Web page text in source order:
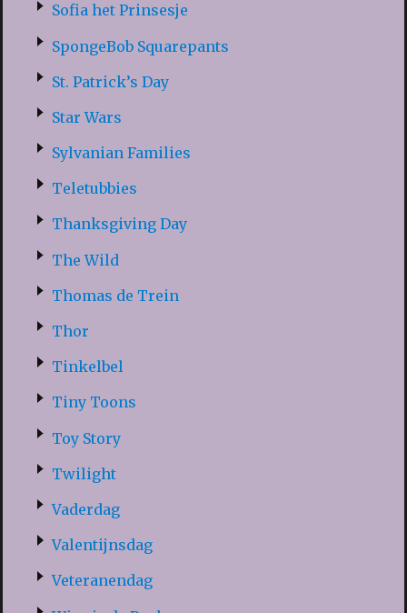
Sofia het Prinsesje
SpongeBob Squarepants
St. Patrick’s Day
Star Wars
Sylvanian Families
Teletubbies
Thanksgiving Day
The Wild
Thomas de Trein
Thor
Tinkelbel
Tiny Toons
Toy Story
Twilight
Vaderdag
Valentijnsdag
Veteranendag